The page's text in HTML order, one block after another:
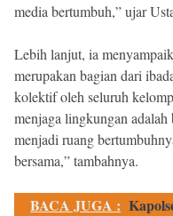
media bertumbuh,” ujar
Lebih lanjut, ia
merupakan bagian dari
kolektif oleh seluruh
menjaga lingkungan
menjadi ruang
bersama,” tambahnya.
BACA JUGA :